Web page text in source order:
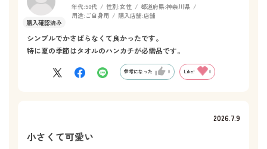
年代:50代 性別:女性 都道府県:神奈川県
用途: ご自身用 購入店舗:店舗
シンプルでかさばらなくて良かったです。
特に夏の季節はタオルのハンカチが必需品です。
参考になった 0 Like! 0
2026.7.9
小さくて可愛い